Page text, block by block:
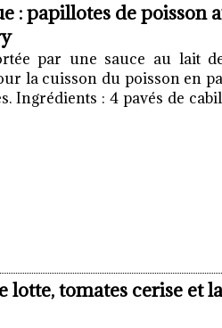
: papillotes de poisson
par une sauce au lait
la cuisson du poisson en
Ingrédients : 4 pavés de
lotte, tomates cerise et